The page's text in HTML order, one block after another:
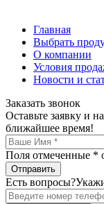
Главная
Выбрать
О компании
Условия
Новости и
Заказать звонок
Оставьте заявку и
ближайшее время!
Поля отмеченные *
Есть вопросы?